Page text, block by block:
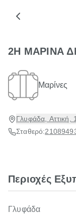
2Η ΜΑΡΙΝΑ
Μαρίνες
Γλυφάδα, Αττική,
Σταθερό:
Περιοχές
Γλυφάδα